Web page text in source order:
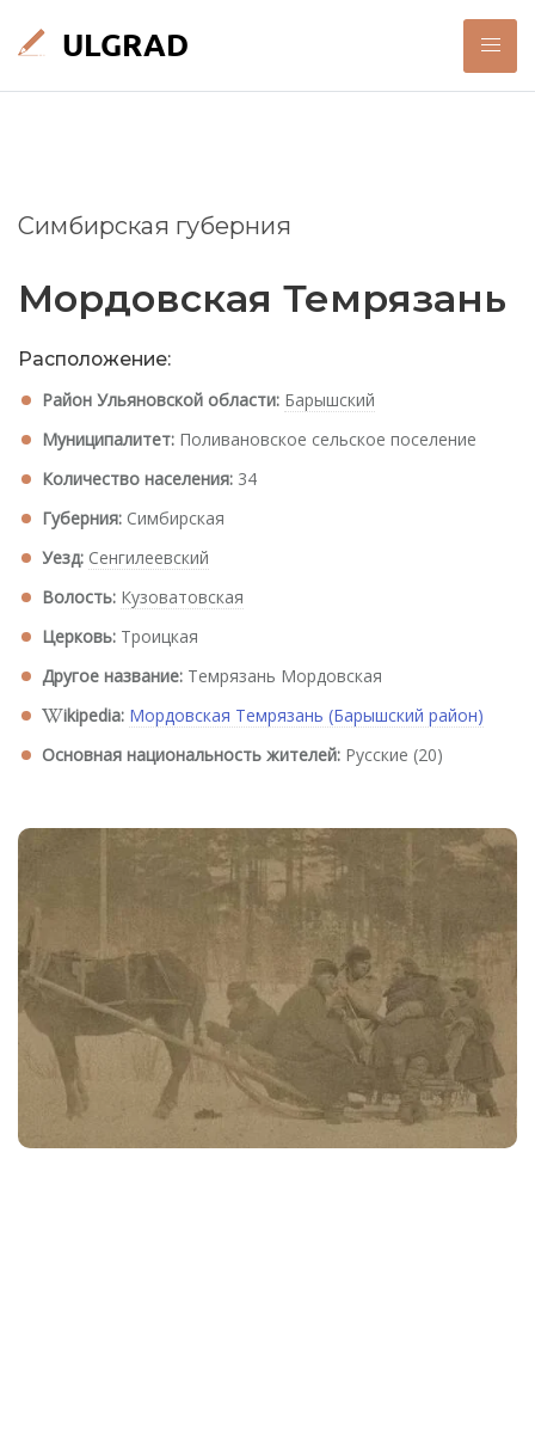
Симбирская губерния
Мордовская Темрязань
Расположение:
Район Ульяновской области: Барышский
Муниципалитет: Поливановское сельское поселение
Количество населения: 34
Губерния: Симбирская
Уезд: Сенгилеевский
Волость: Кузоватовская
Церковь: Троицкая
Другое название: Темрязань Мордовская
ikipedia: Мордовская Темрязань (Барышский район)
Основная национальность жителей: Русские (20)